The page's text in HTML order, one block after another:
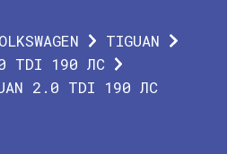
TIGUAN
TDI 190 ЛС
2.0 TDI 190 ЛС